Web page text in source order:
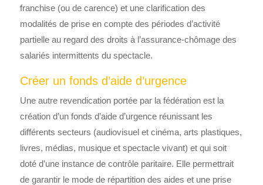
franchise (ou de carence) et une clarification des
modalités de prise en compte des périodes d’activité
partielle au regard des droits à l’assurance-chômage des
salariés intermittents du spectacle.
Créer un fonds d’aide d’urgence
Une autre revendication portée par la fédération est la
création d’un fonds d’aide d’urgence réunissant les
différents secteurs (audiovisuel et cinéma, arts plastiques,
livres, médias, musique et spectacle vivant) et qui soit
doté d’une instance de contrôle paritaire. Elle permettrait
de garantir le mode de répartition des aides et une prise